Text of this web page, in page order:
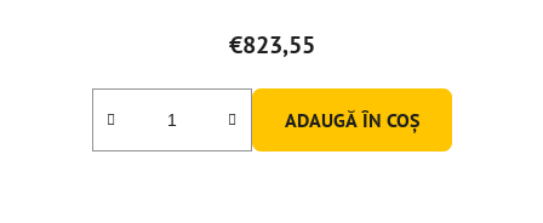
€823,55
ADAUGĂ ÎN COŞ